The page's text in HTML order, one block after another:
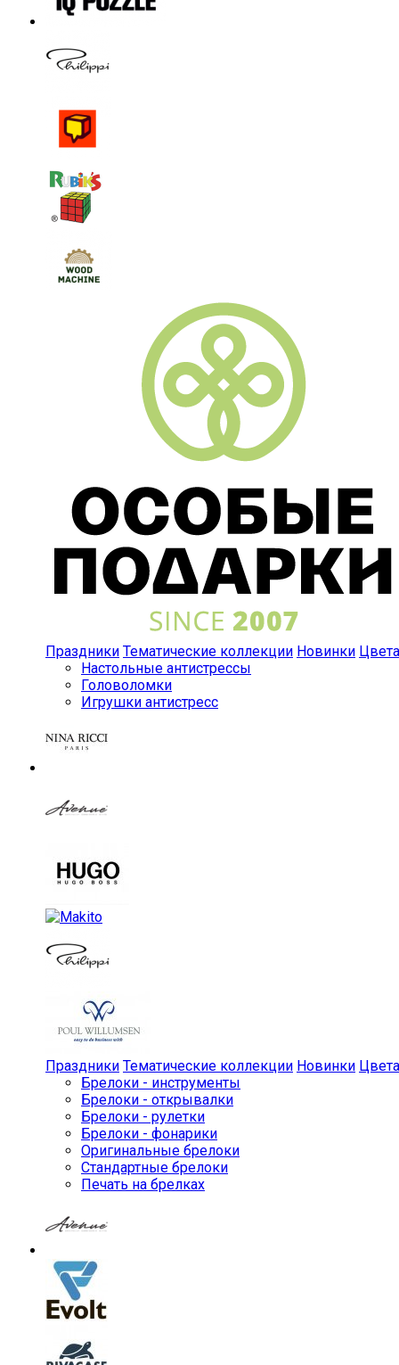
Праздники Тематические коллекции Новинки Цвета
Настольные антистрессы
Головоломки
Игрушки антистресс
Праздники Тематические коллекции Новинки Цвета
Брелоки - инструменты
Брелоки - открывалки
Брелоки - рулетки
Брелоки - фонарики
Оригинальные брелоки
Стандартные брелоки
Печать на брелках